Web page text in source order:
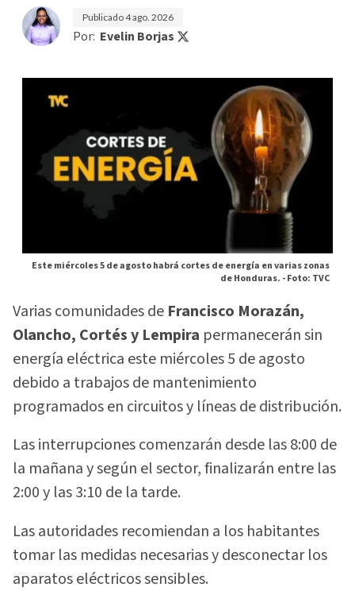
Publicado4 ago. 2026
Por: Evelin Borjas
Este miércoles 5 de agosto habrá cortes de energía en varias zonas
de Honduras. -Foto: TVC
Varias comunidades de Francisco Morazán,
Olancho, Cortés y Lempira permanecerán sin
energía eléctrica este miércoles 5 de agosto
debido a trabajos de mantenimiento
programados en circuitos y líneas de distribución.
Las interrupciones comenzarán desde las 8:00 de
la mañana y según el sector, finalizarán entre las
2:00 y las 3:10 de la tarde.
Las autoridades recomiendan a los habitantes
tomar las medidas necesarias y desconectar los
aparatos eléctricos sensibles.